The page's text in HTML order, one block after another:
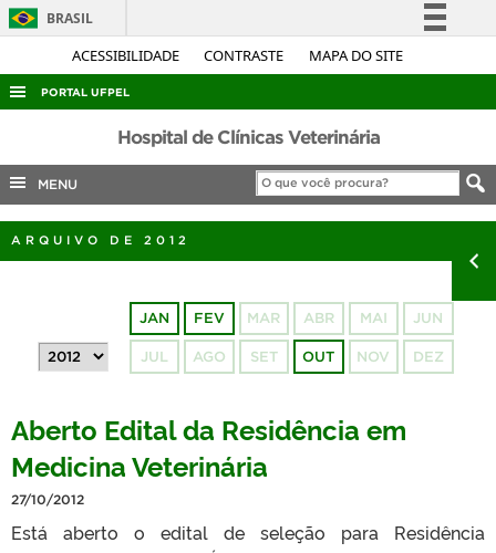
ACESSIBILIDADE CONTRASTE MAPA DO SITE
BRASIL
Simplifique!
Legislação
Canais
PORTAL UFPEL
ACESSO À INFORMAÇÃO
AUDITORIA
COBALTO
CONCURSOS
OUVIDORIA
TELEFONES
Hospital de Clínicas Veterinária
MENU
ARQUIVO DE 2012
JAN FEV MAR ABR MAI JUN
JUL AGO SET OUT NOV DEZ
Aberto Edital da Residência em
Medicina Veterinária
27/10/2012
Está aberto o edital de seleção para Residência